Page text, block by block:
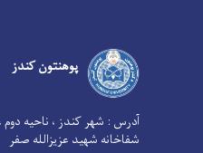
پوهنتون کندز
آدرس : شهر کندز ، ناحیه
شفاخانه شهید عزیزالله صفر